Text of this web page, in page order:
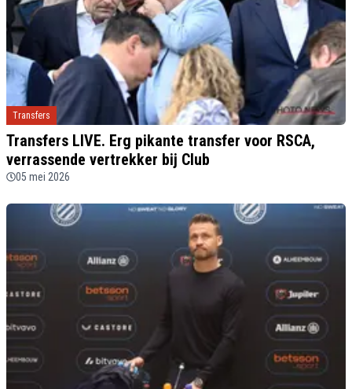
Transfers
Transfers LIVE. Erg pikante transfer voor RSCA,
verrassende vertrekker bij Club
05 mei 2026